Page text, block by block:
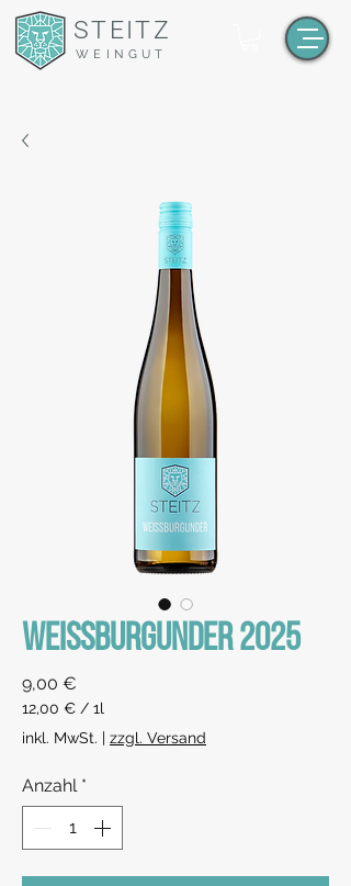
STEITZ
WEINGUT
WEISSBURGUNDER 2025
9,00 €
12,00 € / 1l
12,00 €
Liter
inkl. MwSt. | zzgl. Versand
Anzahl *